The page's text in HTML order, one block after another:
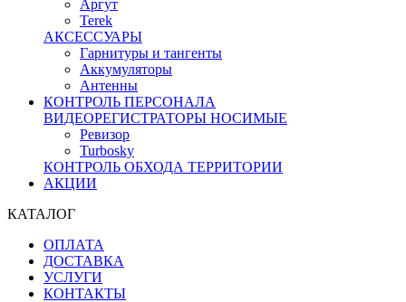
Аргут
Terek
АКСЕССУАРЫ
Гарнитуры и тангенты
Аккумуляторы
Антенны
КОНТРОЛЬ ПЕРСОНАЛА
ВИДЕОРЕГИСТРАТОРЫ НОСИМЫЕ
Ревизор
Turbosky
КОНТРОЛЬ ОБХОДА ТЕРРИТОРИИ
АКЦИИ
КАТАЛОГ
ОПЛАТА
ДОСТАВКА
УСЛУГИ
КОНТАКТЫ